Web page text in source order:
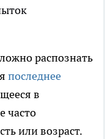
распознать
последнее
в
часто
или возраст.